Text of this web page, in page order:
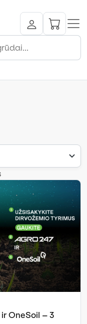
OneSoil – 3